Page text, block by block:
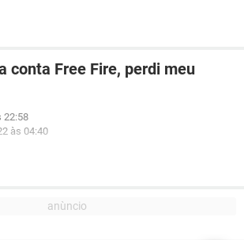
conta Free Fire, perdi meu
22:58
às 04:40